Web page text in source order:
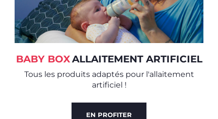
BABY BOXALLAITEMENT ARTIFICIEL
Tous les produits adaptés pour l'allaitement
artificiel !
EN PROFITER